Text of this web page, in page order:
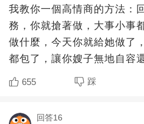
我教你一個高情商的方法：
務，你就搶著做，大事小事
做什麼，今天你就給她做了
都包了，讓你嫂子無地自容
家把所有家務都包了
655 踩
回答16